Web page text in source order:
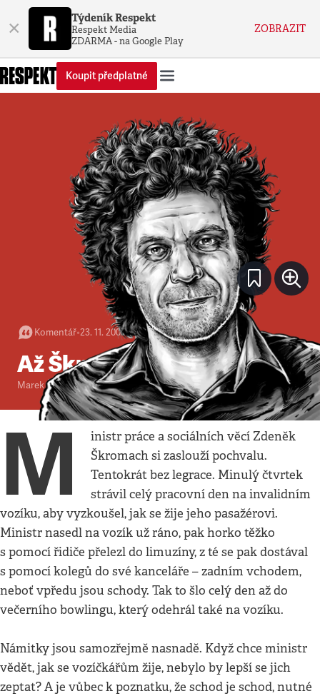
× Týdeník Respekt
Respekt Media
ZDARMA - na Google Play
ZOBRAZIT
Koupit předplatné
Komentář•23. 11. 2003•2minuty
Až Škromach vstane
Marek Švehla
M
inistr práce a sociálních věcí Zdeněk
Škromach si zaslouží pochvalu.
Tentokrát bez legrace. Minulý čtvrtek
strávil celý pracovní den na invalidním
vozíku, aby vyzkoušel, jak se žije jeho pasažérovi.
Ministr nasedl na vozík už ráno, pak horko těžko
s pomocí řidiče přelezl do limuzíny, z té se pak dostával
s pomocí kolegů do své kanceláře – zadním vchodem,
neboť vpředu jsou schody. Tak to šlo celý den až do
večerního bowlingu, který odehrál také na vozíku.
Námitky jsou samozřejmě nasnadě. Když chce ministr
vědět, jak se vozíčkářům žije, nebylo by lepší se jich
zeptat? A je vůbec k poznatku, že schod je schod, nutné